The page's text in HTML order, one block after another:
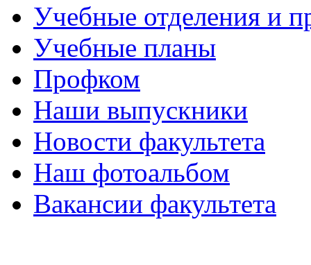
Учебные отделения и
Учебные планы
Профком
Наши выпускники
Новости факультета
Наш фотоальбом
Вакансии факультета